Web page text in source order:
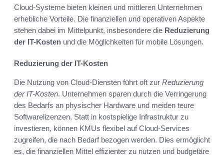
Cloud-Systeme bieten kleinen und mittleren Unternehmen
erhebliche Vorteile. Die finanziellen und operativen Aspekte
stehen dabei im Mittelpunkt, insbesondere die Reduzierung
der IT-Kosten und die Möglichkeiten für mobile Lösungen.
Reduzierung der IT-Kosten
Die Nutzung von Cloud-Diensten führt oft zur Reduzierung
der IT-Kosten. Unternehmen sparen durch die Verringerung
des Bedarfs an physischer Hardware und meiden teure
Softwarelizenzen. Statt in kostspielige Infrastruktur zu
investieren, können KMUs flexibel auf Cloud-Services
zugreifen, die nach Bedarf bezogen werden. Dies ermöglicht
es, die finanziellen Mittel effizienter zu nutzen und budgetäre